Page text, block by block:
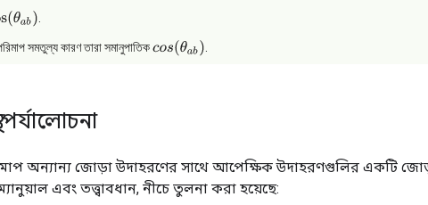
(θab)
সমতুল্য কারণ তারা সমানুপাতিকcos(θab)
পর্যালোচনা
অন্যান্য জোড়া উদাহরণের সাথে আপেক্ষিক উদাহরণগুলির একটি
এবং তত্ত্বাবধান, নীচে তুলনা করা হয়েছে: